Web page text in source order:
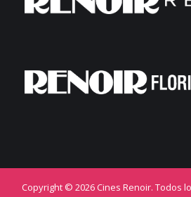
Copyright © 2026 Cines Renoir. Todos